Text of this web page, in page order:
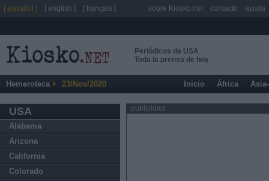
Periódicos de USA
Toda la prensa de hoy
Hemeroteca 23/Nov/2020 Inicio África
USA
Alabama
Arizona
California
Colorado
publicidad
[ español ] [ english ] [ français ] sobre Kiosko.net contacto ayuda